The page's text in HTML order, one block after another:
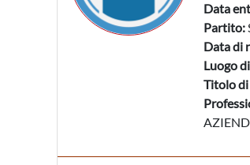
Data
Partito:
Data di
Luogo
Titolo